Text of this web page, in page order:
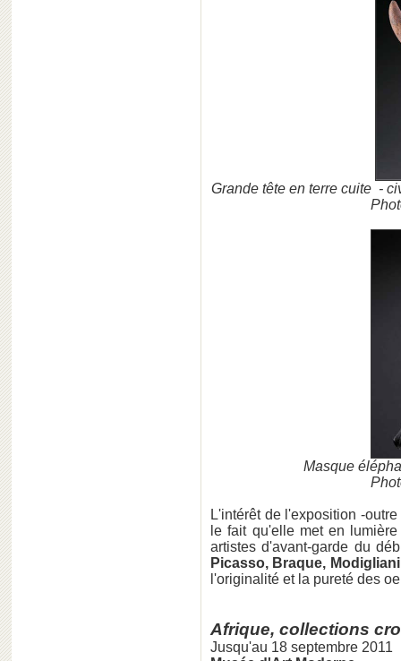
Grande tête en terre cuite -
Masque
L'intérêt de l'exposition -
le fait qu'elle met en
artistes d'avant-garde du
Picasso, Braque,
l'originalité et la pureté des
Afrique, collections
Jusqu'au 18 septembre 2011